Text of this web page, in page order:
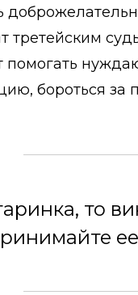
третейским
помогать
бороться
то